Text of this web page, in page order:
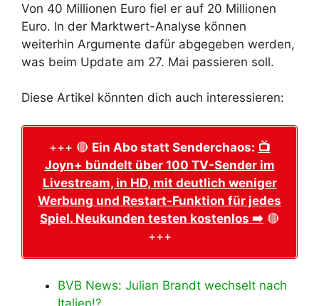
Von 40 Millionen Euro fiel er auf 20 Millionen
Euro. In der Marktwert-Analyse können
weiterhin Argumente dafür abgegeben werden,
was beim Update am 27. Mai passieren soll.
Diese Artikel könnten dich auch interessieren:
+++ 🔴 Ein Abo statt Senderchaos: 📺
Joyn+ bündelt über 100 TV-Sender im
Livestream, in HD, mit deutlich weniger
Werbung und Restart-Funktion für jedes
Spiel. Neukunden testen kostenlos ➡️ 🔴
+++
BVB News: Julian Brandt wechselt nach